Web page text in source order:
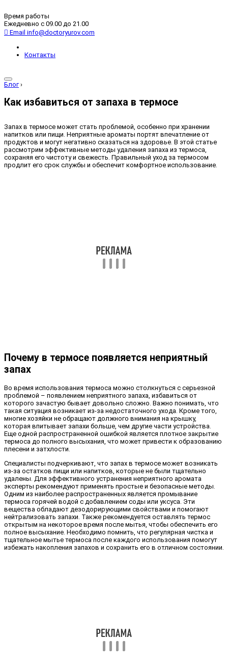
Время работы
Ежедневно с 09.00 до 21.00
Email info@doctoryurov.com
Контакты
Блог ›
Как избавиться от запаха в термосе
Запах в термосе может стать проблемой, особенно при хранении
напитков или пищи. Неприятные ароматы портят впечатление от
продуктов и могут негативно сказаться на здоровье. В этой статье
рассмотрим эффективные методы удаления запаха из термоса,
сохраняя его чистоту и свежесть. Правильный уход за термосом
продлит его срок службы и обеспечит комфортное использование.
Почему в термосе появляется неприятный
запах
Во время использования термоса можно столкнуться с серьезной
проблемой – появлением неприятного запаха, избавиться от
которого зачастую бывает довольно сложно. Важно понимать, что
такая ситуация возникает из-за недостаточного ухода. Кроме того,
многие хозяйки не обращают должного внимания на крышку,
которая впитывает запахи больше, чем другие части устройства.
Еще одной распространенной ошибкой является плотное закрытие
термоса до полного высыхания, что может привести к образованию
плесени и затхлости.
Специалисты подчеркивают, что запах в термосе может возникать
из-за остатков пищи или напитков, которые не были тщательно
удалены. Для эффективного устранения неприятного аромата
эксперты рекомендуют применять простые и безопасные методы.
Одним из наиболее распространенных является промывание
термоса горячей водой с добавлением соды или уксуса. Эти
вещества обладают дезодорирующими свойствами и помогают
нейтрализовать запахи. Также рекомендуется оставлять термос
открытым на некоторое время после мытья, чтобы обеспечить его
полное высыхание. Необходимо помнить, что регулярная чистка и
тщательное мытье термоса после каждого использования помогут
избежать накопления запахов и сохранить его в отличном состоянии.